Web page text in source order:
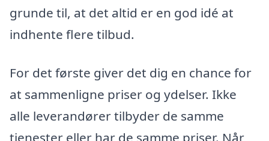
grunde til, at det altid er en god idé at
indhente flere tilbud.
For det første giver det dig en chance for
at sammenligne priser og ydelser. Ikke
alle leverandører tilbyder de samme
tjenester eller har de samme priser. Når